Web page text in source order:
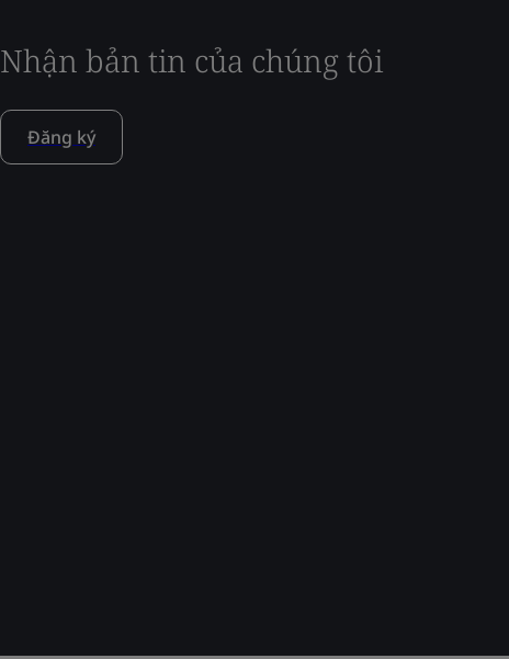
Nhận bản tin của chúng tôi
Đăng ký